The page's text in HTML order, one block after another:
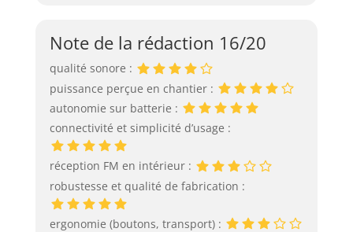
Note de la rédaction 16/20
qualité sonore :
puissance perçue en chantier :
autonomie sur batterie :
connectivité et simplicité d’usage :
réception FM en intérieur :
robustesse et qualité de fabrication :
ergonomie (boutons, transport) :